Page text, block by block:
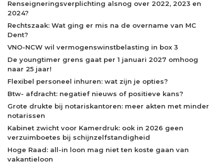
Renseigneringsverplichting alsnog over 2022, 2023 en
2024?
Rechtszaak: Wat ging er mis na de overname van MC
Dent?
VNO-NCW wil vermogenswinstbelasting in box 3
De youngtimer grens gaat per 1 januari 2027 omhoog
naar 25 jaar!
Flexibel personeel inhuren: wat zijn je opties?
Btw- afdracht: negatief nieuws of positieve kans?
Grote drukte bij notariskantoren: meer akten met minder
notarissen
Kabinet zwicht voor Kamerdruk: ook in 2026 geen
verzuimboetes bij schijnzelfstandigheid
Hoge Raad: all-in loon mag niet ten koste gaan van
vakantieloon